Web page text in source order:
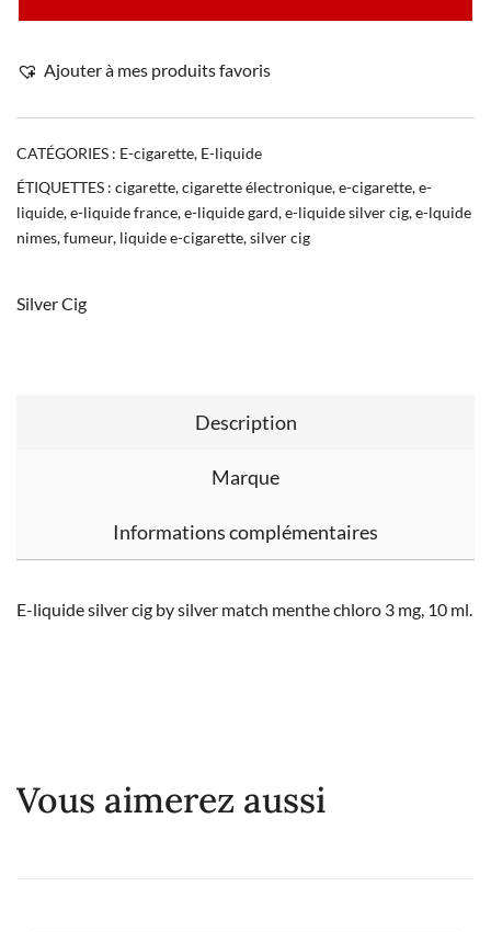
Ajouter à mes produits favoris
CATÉGORIES : E-cigarette, E-liquide
ÉTIQUETTES : cigarette,cigarette électronique,e-cigarette,e-
liquide,e-liquide france,e-liquide gard,e-liquide silver cig,e-lquide
nimes,fumeur, liquide e-cigarette,silver cig
Silver Cig
Description
Marque
Informations complémentaires
E-liquide silver cig by silver match menthe chloro 3 mg, 10 ml.
Vous aimerez aussi